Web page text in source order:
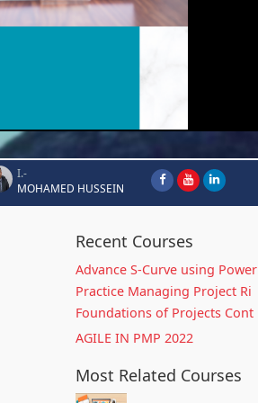
I.-
MOHAMED HUSSEIN
Recent Courses
Advance S-Curve using Power
Practice Managing Project Ri
Foundations of Projects Cont
AGILE IN PMP 2022
Most Related Courses